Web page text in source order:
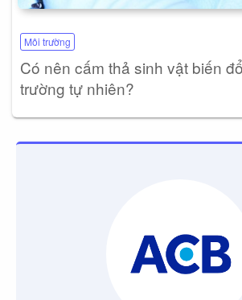
Môi trường
Có nên cấm thả sinh vật biến
trường tự nhiên?